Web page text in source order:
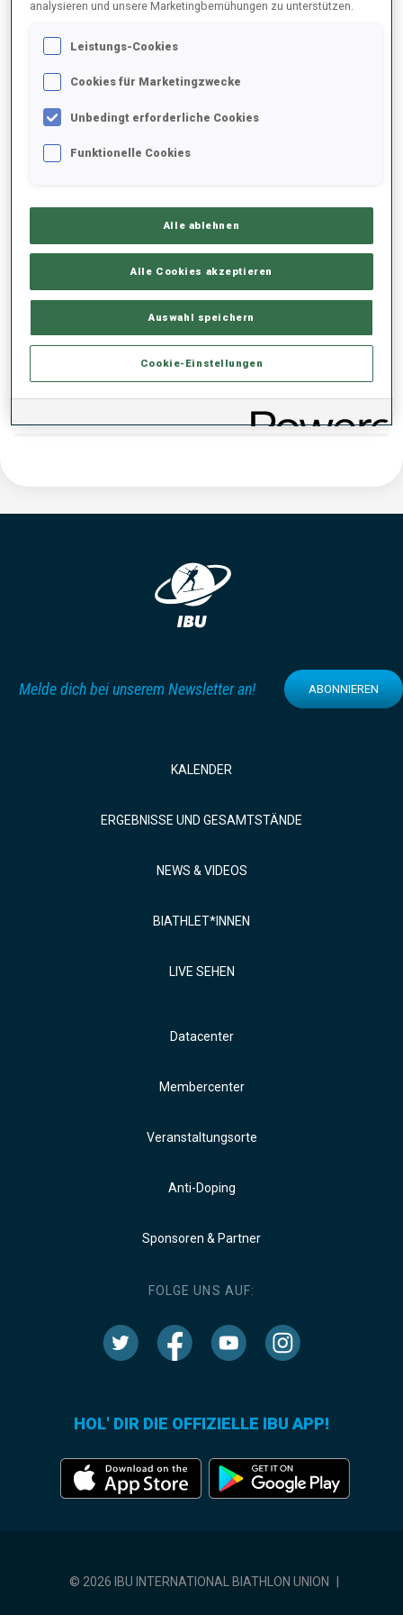
2020/2021
PERFORMANCE TREND
KEINE DATEN VORHANDEN
Melde dich bei unserem Newsletter an! ABONNIEREN
KALENDER
ERGEBNISSE UND GESAMTSTÄNDE
NEWS & VIDEOS
BIATHLET*INNEN
LIVE SEHEN
Datacenter
Membercenter
Veranstaltungsorte
Anti-Doping
Sponsoren & Partner
FOLGE UNS AUF:
HOL' DIR DIE OFFIZIELLE IBU APP!
© 2026 IBU INTERNATIONAL BIATHLON UNION
analysieren und unsere Marketingbemühungen zu unterstützen.
Leistungs-Cookies
Cookies für Marketingzwecke
Unbedingt erforderliche Cookies
Funktionelle Cookies
Alle ablehnen
Alle Cookies akzeptieren
Auswahl speichern
Cookie-Einstellungen